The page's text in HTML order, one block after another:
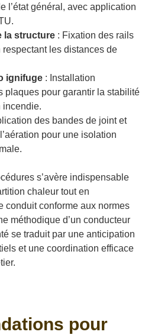
l’état général, avec application
la structure : Fixation des rails
les distances de
ignifuge : Installation
plaques pour garantir la stabilité
incendie.
des bandes de joint et
pour une isolation
s’avère indispensable
chaleur tout en
conduit conforme aux normes
méthodique d’un conducteur
se traduit par une anticipation
et une coordination efficace
pour